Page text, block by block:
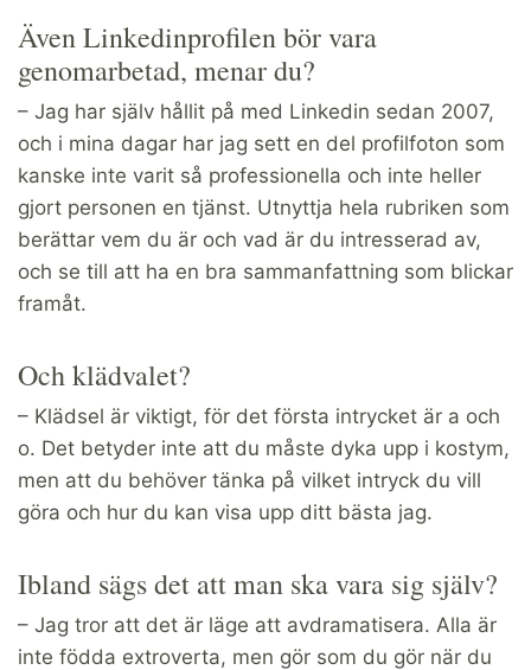
Även Linkedinprofilen bör vara
genomarbetad, menar du?
– Jag har själv hållit på med Linkedin sedan 2007,
och i mina dagar har jag sett en del profilfoton som
kanske inte varit så professionella och inte heller
gjort personen en tjänst. Utnyttja hela rubriken som
berättar vem du är och vad är du intresserad av,
och se till att ha en bra sammanfattning som blickar
framåt.
Och klädvalet?
– Klädsel är viktigt, för det första intrycket är a och
o. Det betyder inte att du måste dyka upp i kostym,
men att du behöver tänka på vilket intryck du vill
göra och hur du kan visa upp ditt bästa jag.
Ibland sägs det att man ska vara sig själv?
– Jag tror att det är läge att avdramatisera. Alla är
inte födda extroverta, men gör som du gör när du